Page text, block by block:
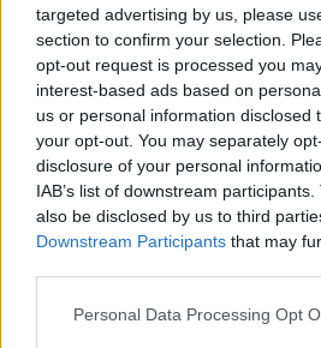
targeted advertising by us, please
section to confirm your selection.
opt-out request is processed you
interest-based ads based on
us or personal information disclosed
your opt-out. You may separately
disclosure of your personal
IAB’s list of downstream
also be disclosed by us to third
Downstream Participants that may
Please note that this website/app
Personal Data Processing Opt
Login
Please login to
COMMENTS
Oldest